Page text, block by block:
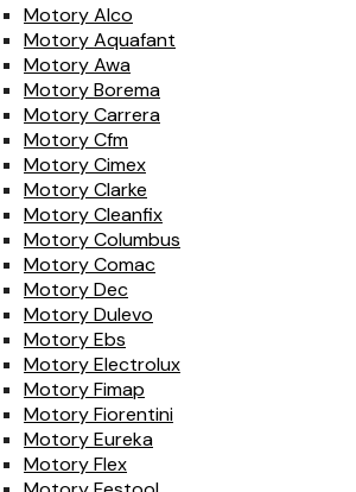
Motory Alco
Motory Aquafant
Motory Awa
Motory Borema
Motory Carrera
Motory Cfm
Motory Cimex
Motory Clarke
Motory Cleanfix
Motory Columbus
Motory Comac
Motory Dec
Motory Dulevo
Motory Ebs
Motory Electrolux
Motory Fimap
Motory Fiorentini
Motory Eureka
Motory Flex